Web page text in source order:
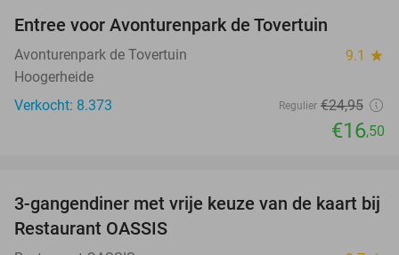
Entree voor Avonturenpark de Tovertuin
Avonturenpark de Tovertuin 9.1 star
Hoogerheide
Verkocht: 8.373
Regulier €24,95
€16,50
43%
3-gangendiner met vrije keuze van de kaart bij
Restaurant OASSIS